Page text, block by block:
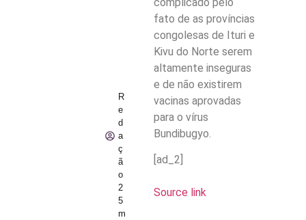
R
e
d
a
ç
ã
o
2
5
m
fato de as províncias
congolesas de Ituri e
Kivu do Norte serem
altamente inseguras
e de não existirem
vacinas aprovadas
para o vírus
Bundibugyo.
[ad_2]
Source link